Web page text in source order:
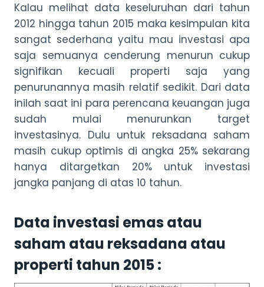
Kalau melihat data keseluruhan dari tahun
2012 hingga tahun 2015 maka kesimpulan kita
sangat sederhana yaitu mau investasi apa
saja semuanya cenderung menurun cukup
signifikan kecuali properti saja yang
penurunannya masih relatif sedikit. Dari data
inilah saat ini para perencana keuangan juga
sudah mulai menurunkan target
investasinya. Dulu untuk reksadana saham
masih cukup optimis di angka 25% sekarang
hanya ditargetkan 20% untuk investasi
jangka panjang di atas 10 tahun.
Data investasi emas atau
saham atau reksadana atau
properti tahun 2015 :